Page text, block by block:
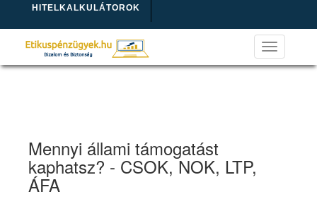
HITELKALKULÁTOROK
Toggle
navigation
Mennyi állami támogatást
kaphatsz? - CSOK, NOK, LTP,
ÁFA